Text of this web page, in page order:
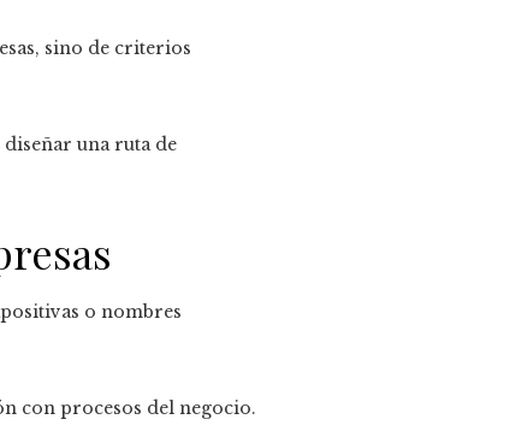
sino de criterios
una ruta de
o nombres
con procesos del negocio.